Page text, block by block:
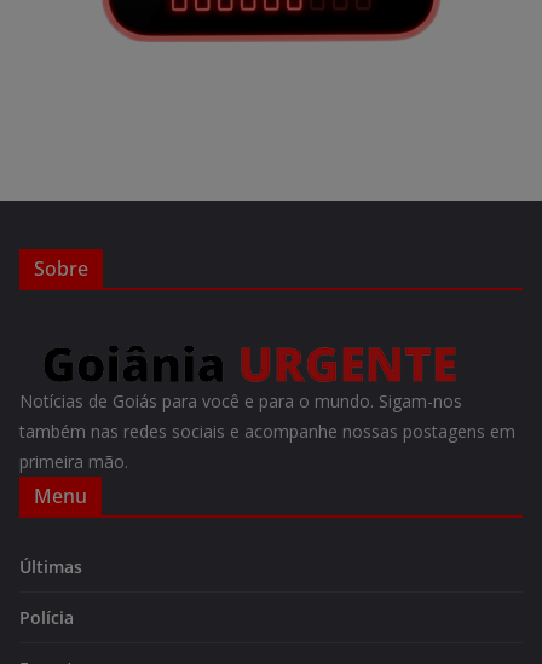
Sobre
Notícias de Goiás para você e para o mundo. Sigam-nos
também nas redes sociais e acompanhe nossas postagens em
primeira mão.
Menu
Últimas
Polícia